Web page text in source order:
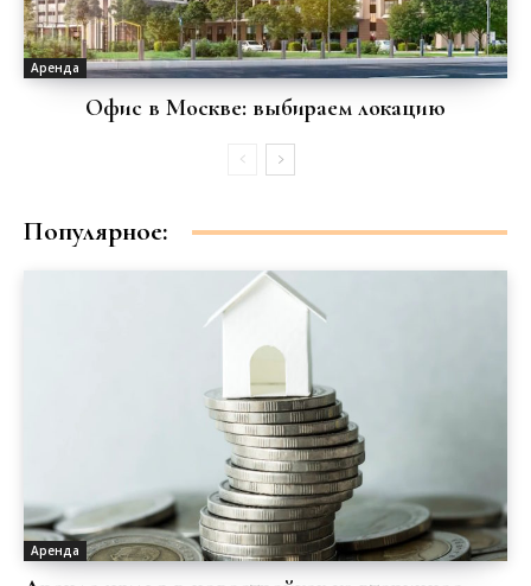
Аренда
Офис в Москве: выбираем локацию
Популярное:
Аренда